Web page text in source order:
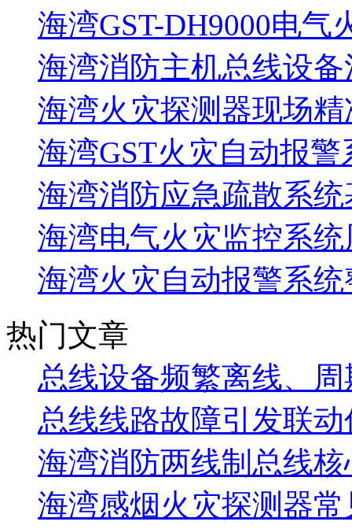
海湾GST-DH9000电气
海湾消防主机总线设备
海湾火灾探测器现场
海湾GST火灾自动报警
海湾消防应急疏散系统
海湾电气火灾监控系
海湾火灾自动报警系
热门文章
总线设备频繁离线、
总线线路故障引发联
海湾消防两线制总线
海湾感烟火灾探测器